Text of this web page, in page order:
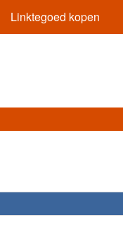
Linktegoed kopen